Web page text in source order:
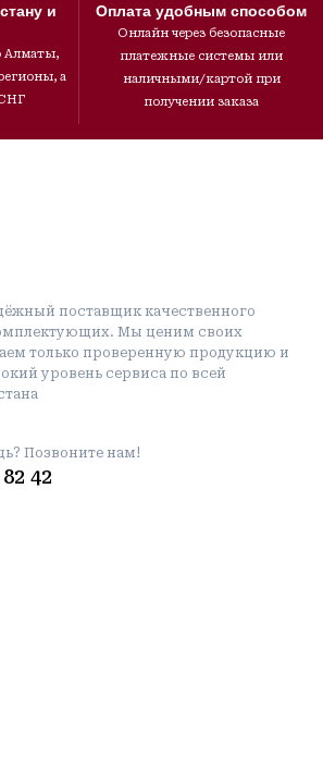
и
Алматы,
а
Оплата удобным способом
Онлайн через безопасные
платежные системы или
наличными/картой при
получении заказа
поставщик качественного
Мы ценим своих
только проверенную продукцию и
уровень сервиса по всей
Позвоните нам!
42